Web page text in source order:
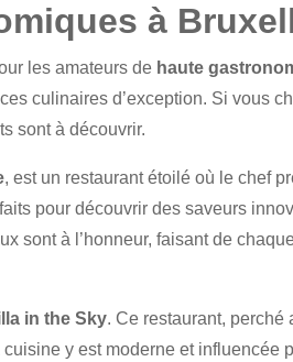
à
les amateurs de haute
culinaires d’exception. Si vous
sont à découvrir.
, est un restaurant étoilé où le chef
pour découvrir des saveurs
sont à l’honneur, faisant de
in the Sky. Ce restaurant, perché
y est moderne et influencée